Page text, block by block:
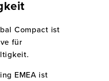
Compact ist
für
EMEA ist